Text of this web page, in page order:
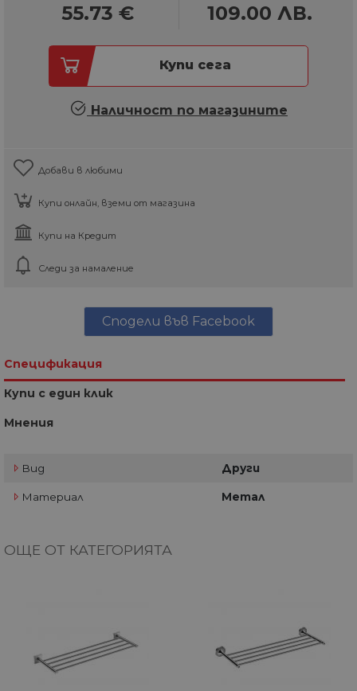
55.73 € 109.00 ЛВ.
Купи сега
Наличност по магазините
Добави в любими
Купи онлайн, вземи от магазина
Купи на Кредит
Следи за намаление
Сподели във Facebook
Спецификация
Купи с един клик
Мнения
Вид Други
Материал Метал
ОЩЕ ОТ КАТЕГОРИЯТА